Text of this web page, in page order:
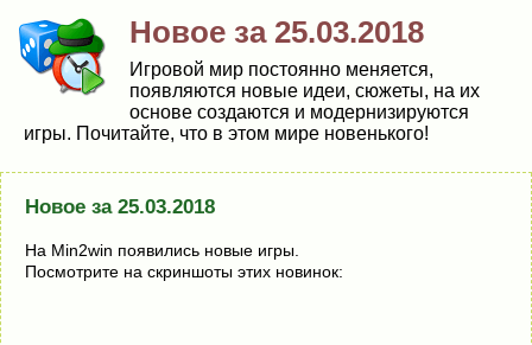
Новое за 25.03.2018
Игровой мир постоянно меняется,
появляются новые идеи, сюжеты, на их
основе создаются и модернизируются
игры. Почитайте, что в этом мире новенького!
Новое за 25.03.2018
На Min2win появились новые игры.
Посмотрите на скриншоты этих новинок: